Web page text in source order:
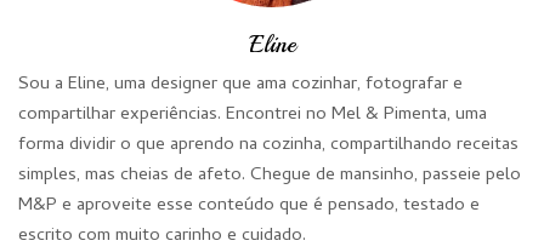
Eline
Sou a Eline, uma designer que ama cozinhar, fotografar e
compartilhar experiências. Encontrei no Mel & Pimenta, uma
forma dividir o que aprendo na cozinha, compartilhando receitas
simples, mas cheias de afeto. Chegue de mansinho, passeie pelo
M&P e aproveite esse conteúdo que é pensado, testado e
escrito com muito carinho e cuidado.